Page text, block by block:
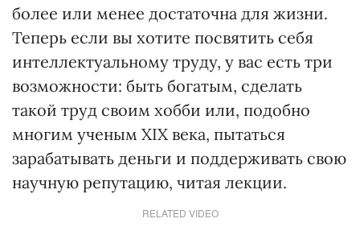
более или менее достаточна для жизни.
Теперь если вы хотите посвятить себя
интеллектуальному труду, у вас есть три
возможности: быть богатым, сделать
такой труд своим хобби или, подобно
многим ученым XIX века, пытаться
зарабатывать деньги и поддерживать свою
научную репутацию, читая лекции.
RELATED VIDEO